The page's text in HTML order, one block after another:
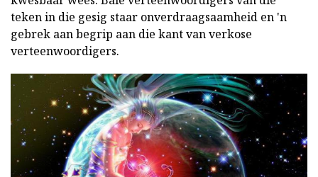
teken in die gesig staar onverdraagsaamheid en 'n
gebrek aan begrip aan die kant van verkose
verteenwoordigers.